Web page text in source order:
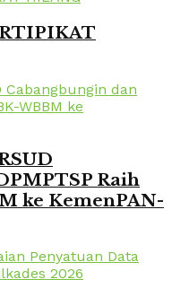
Raih
ke KemenPAN-